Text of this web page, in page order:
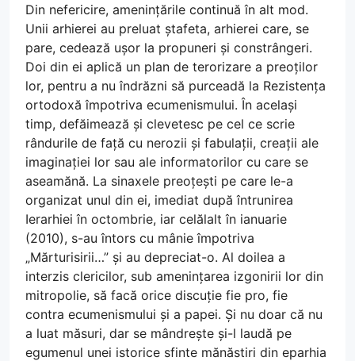
Din nefericire, amenințările continuă în alt mod.
Unii arhierei au preluat ștafeta, arhierei care, se
pare, cedează ușor la propuneri și constrângeri.
Doi din ei aplică un plan de terorizare a preoților
lor, pentru a nu îndrăzni să purceadă la Rezistența
ortodoxă împotriva ecumenismului. În același
timp, defăimează și clevetesc pe cel ce scrie
rândurile de față cu nerozii și fabulații, creații ale
imaginației lor sau ale informatorilor cu care se
aseamănă. La sinaxele preoțești pe care le-a
organizat unul din ei, imediat după întrunirea
Ierarhiei în octombrie, iar celălalt în ianuarie
(2010), s-au întors cu mânie împotriva
„Mărturisirii…” și au depreciat-o. Al doilea a
interzis clericilor, sub amenințarea izgonirii lor din
mitropolie, să facă orice discuție fie pro, fie
contra ecumenismului și a papei. Și nu doar că nu
a luat măsuri, dar se mândrește și-l laudă pe
egumenul unei istorice sfinte mănăstiri din eparhia